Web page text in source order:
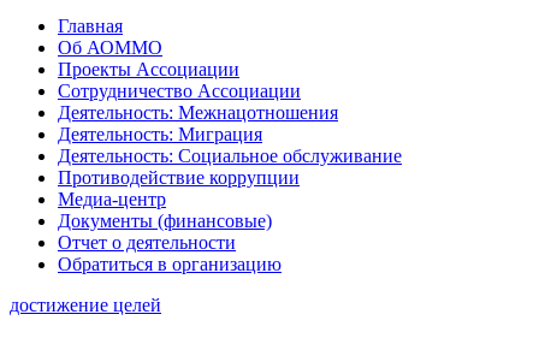
Главная
Об АОММО
Проекты Ассоциации
Сотрудничество Ассоциации
Деятельность: Межнацотношения
Деятельность: Миграция
Деятельность: Социальное обслуживание
Противодействие коррупции
Медиа-центр
Документы (финансовые)
Отчет о деятельности
Обратиться в организацию
достижение целей